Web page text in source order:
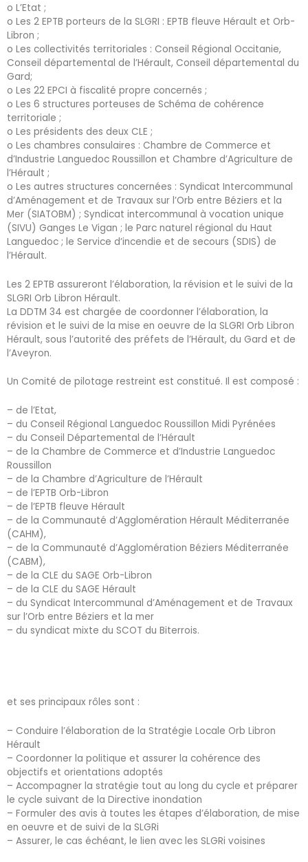
o L’Etat ;
o Les 2 EPTB porteurs de la SLGRI : EPTB fleuve Hérault et Orb-
Libron ;
o Les collectivités territoriales : Conseil Régional Occitanie,
Conseil départemental de l’Hérault, Conseil départemental du
Gard;
o Les 22 EPCI à fiscalité propre concernés ;
o Les 6 structures porteuses de Schéma de cohérence
territoriale ;
o Les présidents des deux CLE ;
o Les chambres consulaires : Chambre de Commerce et
d’Industrie Languedoc Roussillon et Chambre d’Agriculture de
l’Hérault ;
o Les autres structures concernées : Syndicat Intercommunal
d’Aménagement et de Travaux sur l’Orb entre Béziers et la
Mer (SIATOBM) ; Syndicat intercommunal à vocation unique
(SIVU) Ganges Le Vigan ; le Parc naturel régional du Haut
Languedoc ; le Service d’incendie et de secours (SDIS) de
l’Hérault.
Les 2 EPTB assureront l’élaboration, la révision et le suivi de la
SLGRI Orb Libron Hérault.
La DDTM 34 est chargée de coordonner l’élaboration, la
révision et le suivi de la mise en oeuvre de la SLGRI Orb Libron
Hérault, sous l’autorité des préfets de l’Hérault, du Gard et de
l’Aveyron.
Un Comité de pilotage restreint est constitué. Il est composé :
– de l’Etat,
– du Conseil Régional Languedoc Roussillon Midi Pyrénées
– du Conseil Départemental de l’Hérault
– de la Chambre de Commerce et d’Industrie Languedoc
Roussillon
– de la Chambre d’Agriculture de l’Hérault
– de l’EPTB Orb-Libron
– de l’EPTB fleuve Hérault
– de la Communauté d’Agglomération Hérault Méditerranée
(CAHM),
– de la Communauté d’Agglomération Béziers Méditerranée
(CABM),
– de la CLE du SAGE Orb-Libron
– de la CLE du SAGE Hérault
– du Syndicat Intercommunal d’Aménagement et de Travaux
sur l’Orb entre Béziers et la mer
– du syndicat mixte du SCOT du Biterrois.
et ses principaux rôles sont :
– Conduire l’élaboration de la Stratégie Locale Orb Libron
Hérault
– Coordonner la politique et assurer la cohérence des
objectifs et orientations adoptés
– Accompagner la stratégie tout au long du cycle et préparer
le cycle suivant de la Directive inondation
– Formuler des avis à toutes les étapes d’élaboration, de mise
en oeuvre et de suivi de la SLGRi
– Assurer, le cas échéant, le lien avec les SLGRi voisines